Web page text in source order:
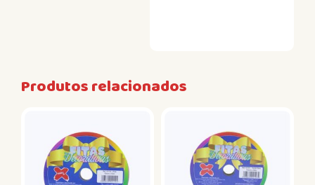
Produtos relacionados